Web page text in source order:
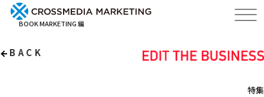
BOOK MARKETING 編
BACK
特集